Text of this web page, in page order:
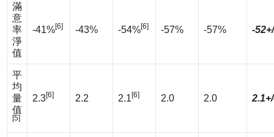
滿
意
率
淨
值
-41%[6] -43% -54%[6] -57% -57% -
平
均
量
值
[5]
2.3[6] 2.2 2.1 [6] 2.0 2.0